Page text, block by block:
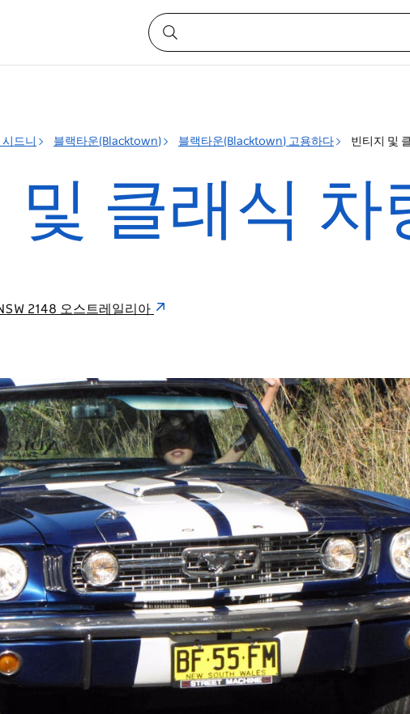
드니 블랙타운(Blacktown) 블랙타운(Blacktown) 고용하다 빈티지 및
및 클래식 차
2148 오스트레일리아